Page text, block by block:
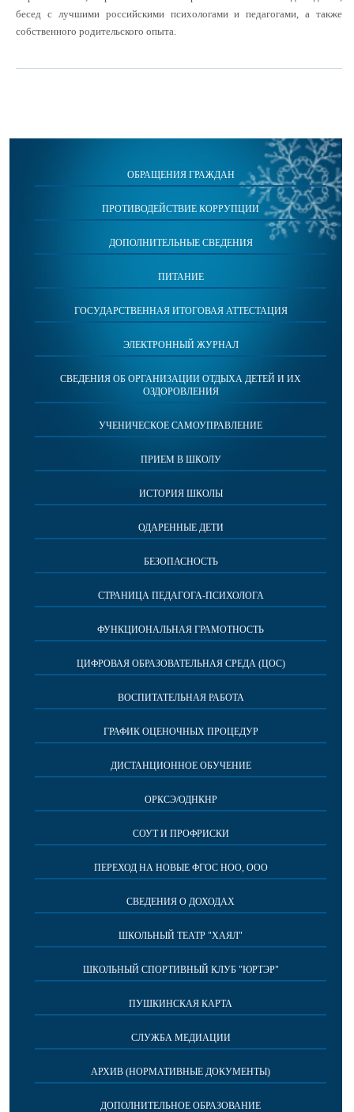
бесед с лучшими российскими психологами и педагогами, а также
собственного родительского опыта.
ОБРАЩЕНИЯ ГРАЖДАН
ПРОТИВОДЕЙСТВИЕ КОРРУПЦИИ
ДОПОЛНИТЕЛЬНЫЕ СВЕДЕНИЯ
ПИТАНИЕ
ГОСУДАРСТВЕННАЯ ИТОГОВАЯ АТТЕСТАЦИЯ
ЭЛЕКТРОННЫЙ ЖУРНАЛ
СВЕДЕНИЯ ОБ ОРГАНИЗАЦИИ ОТДЫХА ДЕТЕЙ И ИХ
ОЗДОРОВЛЕНИЯ
УЧЕНИЧЕСКОЕ САМОУПРАВЛЕНИЕ
ПРИЕМ В ШКОЛУ
ИСТОРИЯ ШКОЛЫ
ОДАРЕННЫЕ ДЕТИ
БЕЗОПАСНОСТЬ
СТРАНИЦА ПЕДАГОГА-ПСИХОЛОГА
ФУНКЦИОНАЛЬНАЯ ГРАМОТНОСТЬ
ЦИФРОВАЯ ОБРАЗОВАТЕЛЬНАЯ СРЕДА (ЦОС)
ВОСПИТАТЕЛЬНАЯ РАБОТА
ГРАФИК ОЦЕНОЧНЫХ ПРОЦЕДУР
ДИСТАНЦИОННОЕ ОБУЧЕНИЕ
ОРКСЭ/ОДНКНР
СОУТ И ПРОФРИСКИ
ПЕРЕХОД НА НОВЫЕ ФГОС НОО, ООО
СВЕДЕНИЯ О ДОХОДАХ
ШКОЛЬНЫЙ ТЕАТР "ХАЯЛ"
ШКОЛЬНЫЙ СПОРТИВНЫЙ КЛУБ "ЮРТЭР"
ПУШКИНСКАЯ КАРТА
СЛУЖБА МЕДИАЦИИ
АРХИВ (НОРМАТИВНЫЕ ДОКУМЕНТЫ)
ДОПОЛНИТЕЛЬНОЕ ОБРАЗОВАНИЕ